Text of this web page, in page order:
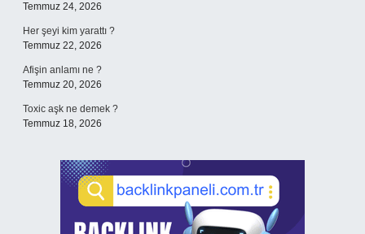
Temmuz 24, 2026
Her şeyi kim yarattı ?
Temmuz 22, 2026
Afişin anlamı ne ?
Temmuz 20, 2026
Toxic aşk ne demek ?
Temmuz 18, 2026